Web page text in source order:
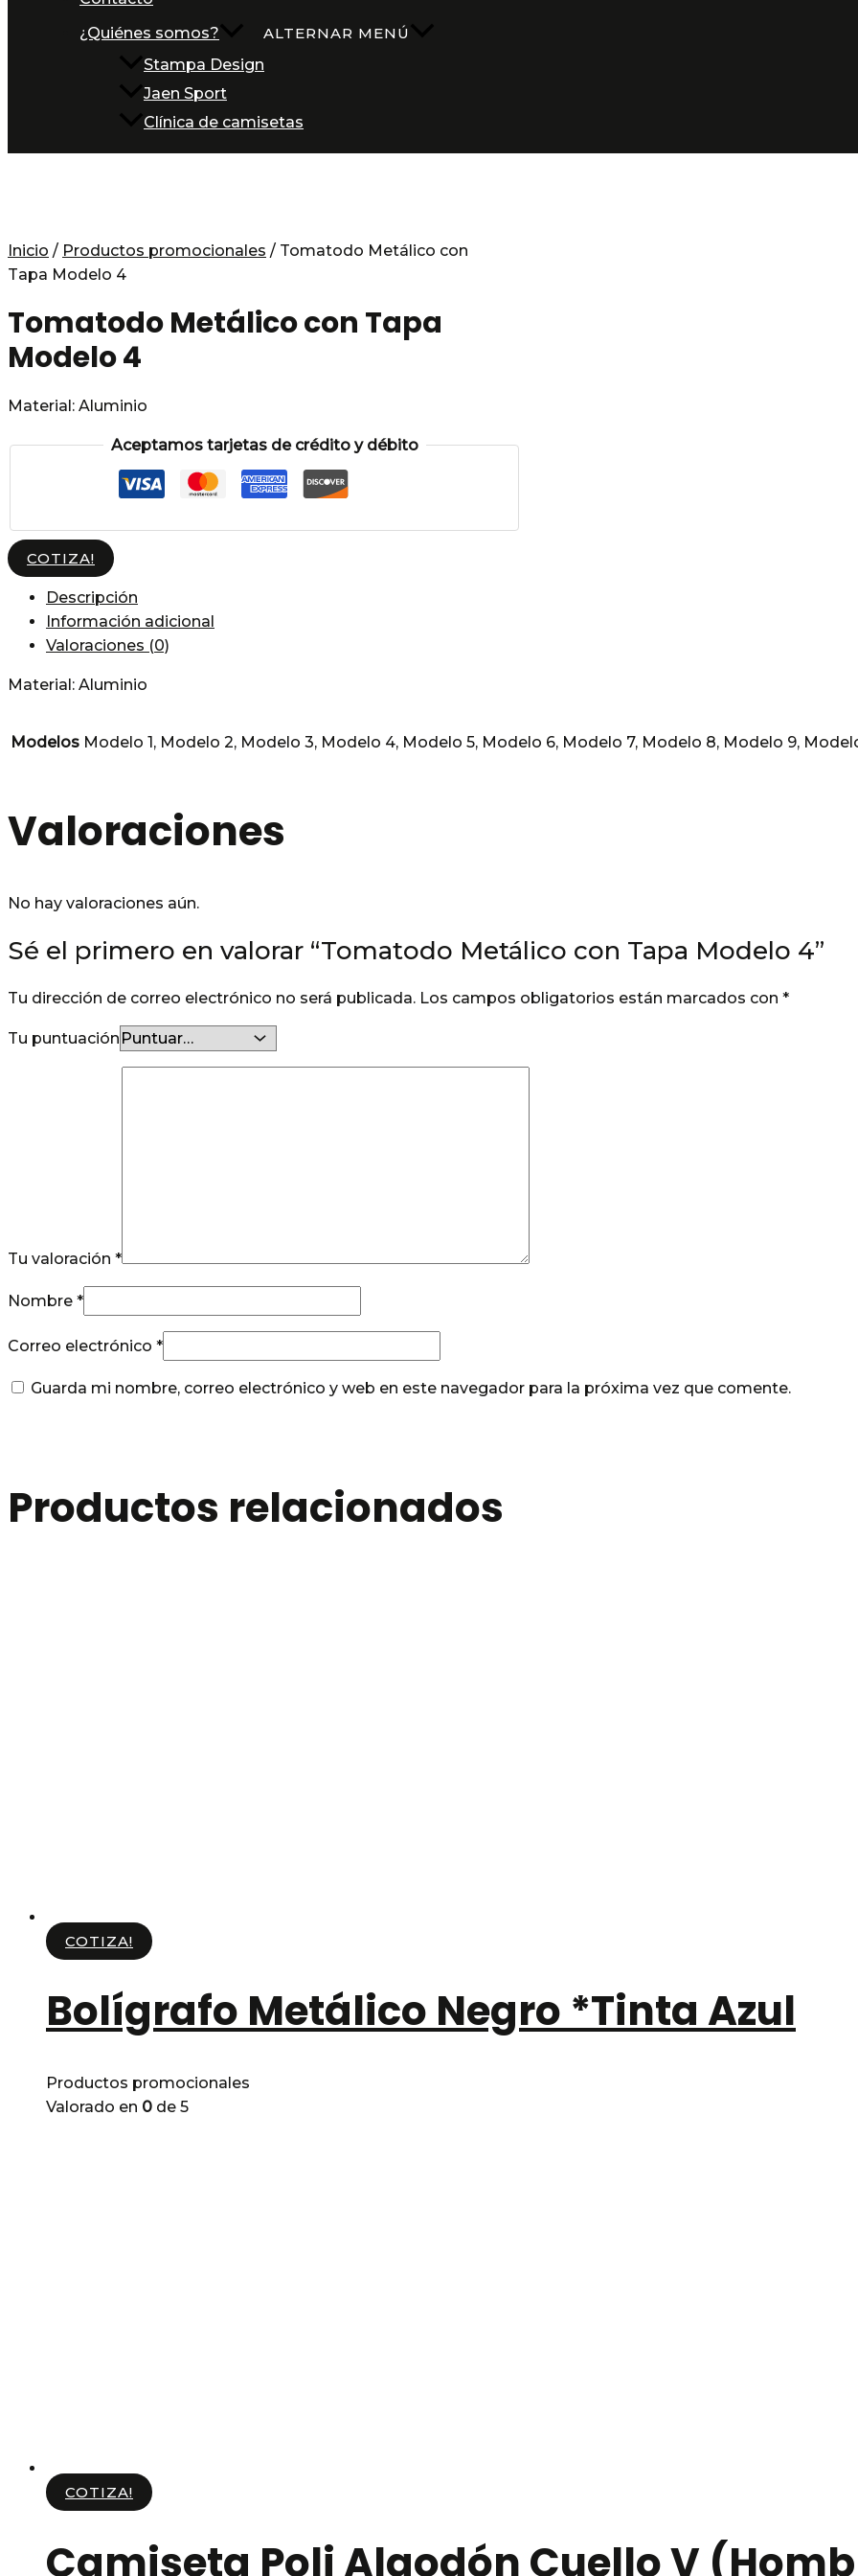
¿Quiénes somos?
ALTERNAR MENÚ
Stampa Design
Jaen Sport
Clínica de camisetas
Inicio / Productos promocionales / Tomatodo Metálico con
Tapa Modelo 4
Tomatodo Metálico con Tapa
Modelo 4
Material: Aluminio
Aceptamos tarjetas de crédito y débito
COTIZA!
Descripción
Información adicional
Valoraciones (0)
Material: Aluminio
Modelos Modelo 1, Modelo 2, Modelo 3, Modelo 4, Modelo 5, Modelo 6, Modelo 7, Modelo 8, Modelo 9,
Valoraciones
No hay valoraciones aún.
Sé el primero en valorar “Tomatodo Metálico con Tapa Modelo 4”
Tu dirección de correo electrónico no será publicada. Los campos obligatorios están marcados con *
Tu puntuación
Tu valoración *
Nombre *
Correo electrónico *
Guarda mi nombre, correo electrónico y web en este navegador para la próxima vez que comente.
Productos relacionados
COTIZA!
Bolígrafo Metálico Negro *Tinta Azul
Productos promocionales
Valorado en 0 de 5
COTIZA!
Camiseta Poli Algodón Cuello V